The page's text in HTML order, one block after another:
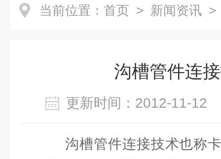
当前位置： 首页 > 新闻资讯 >
沟槽管件连
更新时间：2012-11-
沟槽管件连接技术也称